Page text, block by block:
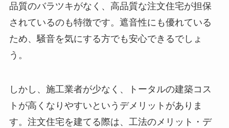
品質のバラツキがなく、高品質な注文住宅が担保
されているのも特徴です。遮音性にも優れている
ため、騒音を気にする方でも安心できるでしょ
う。
しかし、施工業者が少なく、トータルの建築コス
トが高くなりやすいというデメリットがありま
す。注文住宅を建てる際は、工法のメリット・デ